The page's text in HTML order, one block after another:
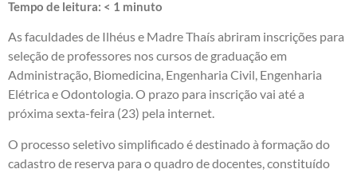
Tempo de leitura: < 1 minuto
As faculdades de Ilhéus e Madre Thaís abriram inscrições para
seleção de professores nos cursos de graduação em
Administração, Biomedicina, Engenharia Civil, Engenharia
Elétrica e Odontologia. O prazo para inscrição vai até a
próxima sexta-feira (23) pela internet.
O processo seletivo simplificado é destinado à formação do
cadastro de reserva para o quadro de docentes, constituído